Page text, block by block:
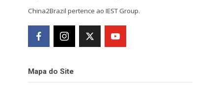
China2Brazil pertence ao IEST Group.
Mapa do Site